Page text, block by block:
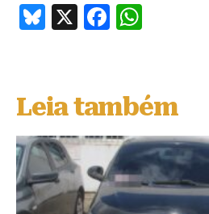
B
s
k
y
X
F
e
b
o
o
k
s
A
p
p
Leia também